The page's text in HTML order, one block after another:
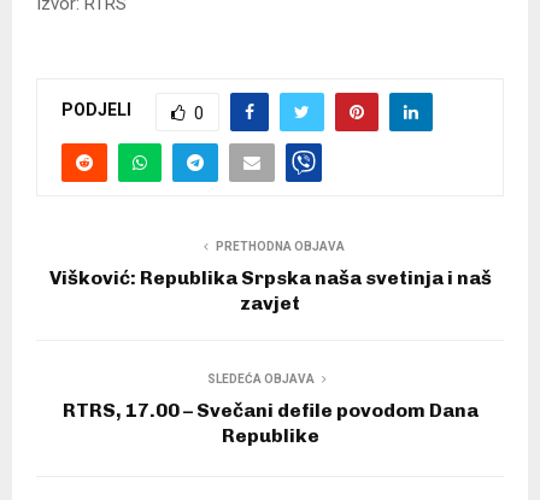
PODJELI 0
PRETHODNA OBJAVA
Višković: Republika Srpska naša svetinja i naš
zavjet
SLEDEĆA OBJAVA
RTRS, 17.00 – Svečani defile povodom Dana
Republike